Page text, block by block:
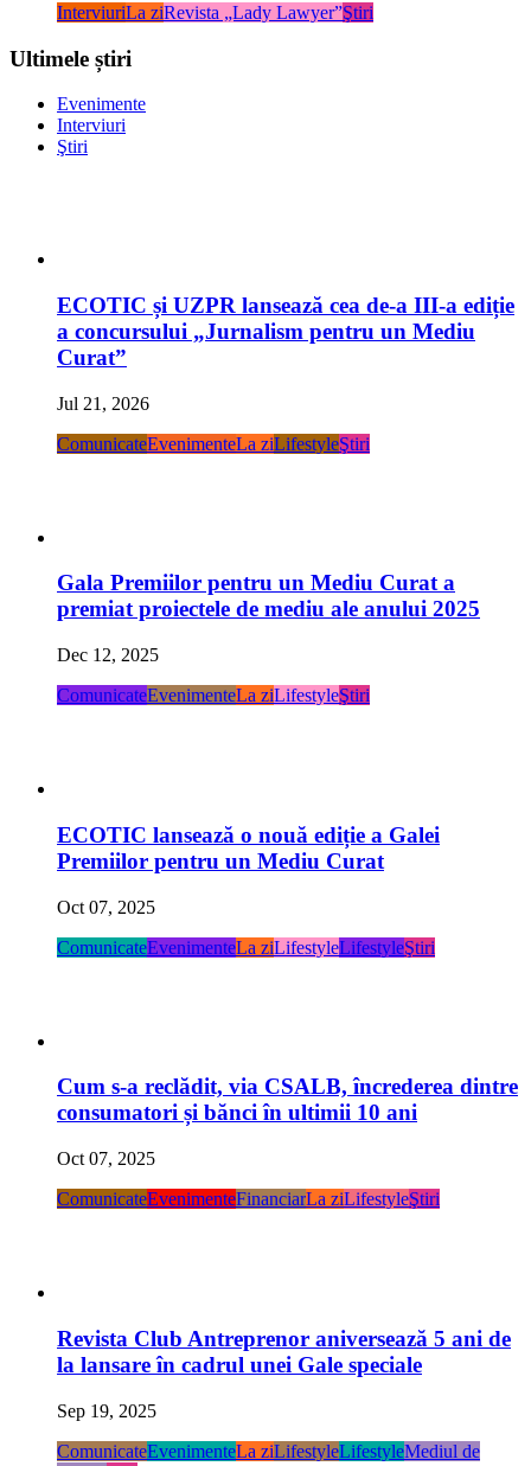
InterviuriLa ziRevista „Lady Lawyer”Ştiri
Ultimele știri
Evenimente
Interviuri
Ştiri
ECOTIC și UZPR lansează cea de-a III-a ediție
a concursului „Jurnalism pentru un Mediu
Curat”
Jul 21, 2026
ComunicateEvenimenteLa ziLifestyleŞtiri
Gala Premiilor pentru un Mediu Curat a
premiat proiectele de mediu ale anului 2025
Dec 12, 2025
ComunicateEvenimenteLa ziLifestyleŞtiri
ECOTIC lansează o nouă ediție a Galei
Premiilor pentru un Mediu Curat
Oct 07, 2025
ComunicateEvenimenteLa ziLifestyleLifestyleŞtiri
Cum s-a reclădit, via CSALB, încrederea dintre
consumatori și bănci în ultimii 10 ani
Oct 07, 2025
ComunicateEvenimenteFinanciarLa ziLifestyleŞtiri
Revista Club Antreprenor aniversează 5 ani de
la lansare în cadrul unei Gale speciale
Sep 19, 2025
ComunicateEvenimenteLa ziLifestyleLifestyleMediul de